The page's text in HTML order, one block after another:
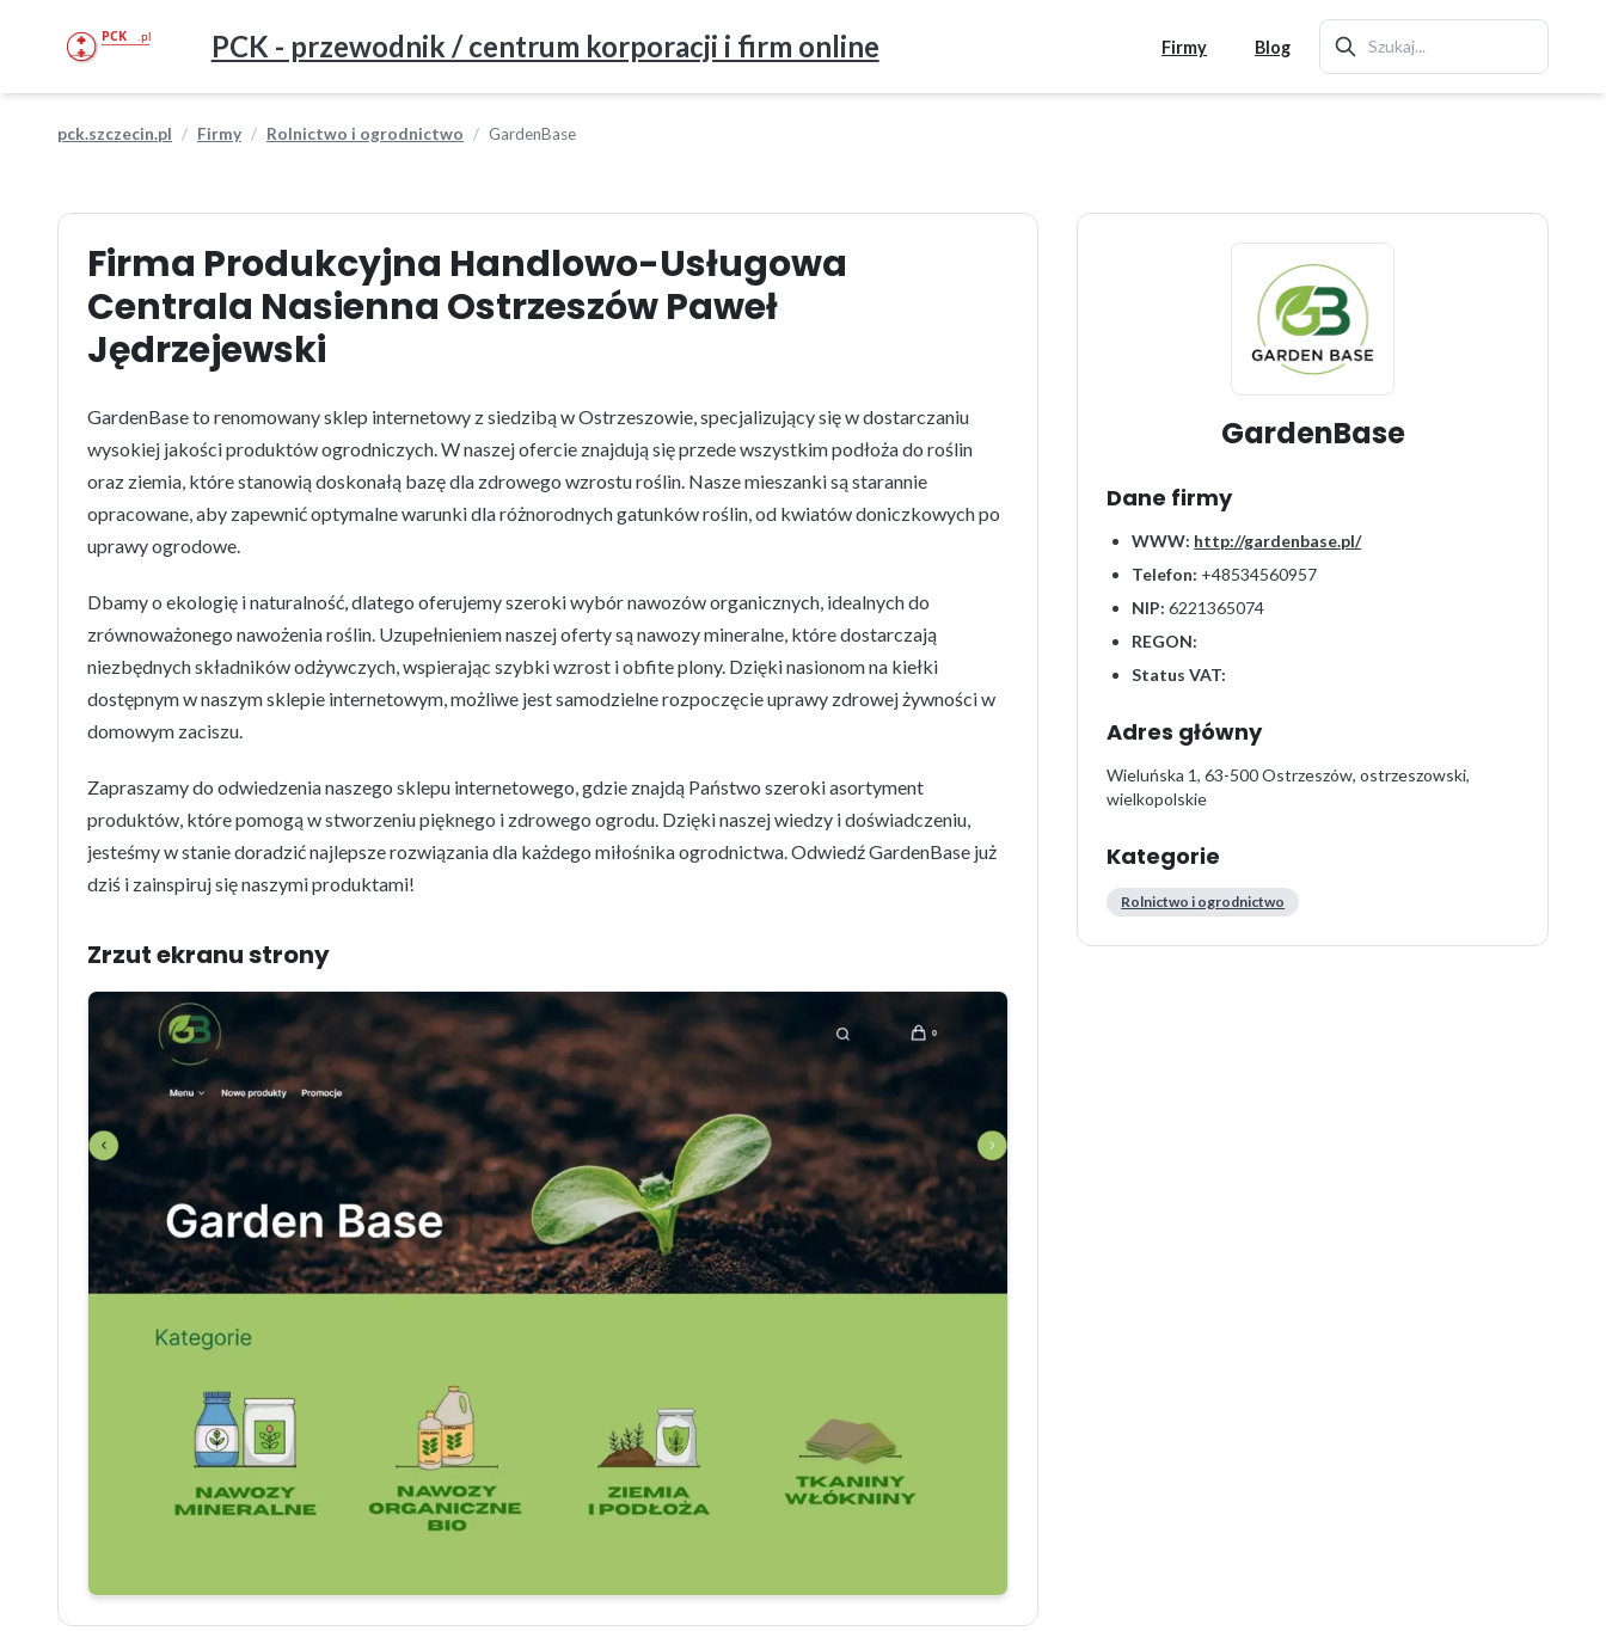
PCK - przewodnik / centrum korporacji i firm online Firmy Blog
pck.szczecin.pl Firmy Rolnictwo i ogrodnictwo GardenBase
Firma Produkcyjna Handlowo-Usługowa
Centrala Nasienna Ostrzeszów Paweł
Jędrzejewski
GardenBase to renomowany sklep internetowy z siedzibą w Ostrzeszowie, specjalizujący się w dostarczaniu
wysokiej jakości produktów ogrodniczych. W naszej ofercie znajdują się przede wszystkim podłoża do roślin
oraz ziemia, które stanowią doskonałą bazę dla zdrowego wzrostu roślin. Nasze mieszanki są starannie
opracowane, aby zapewnić optymalne warunki dla różnorodnych gatunków roślin, od kwiatów doniczkowych po
uprawy ogrodowe.
Dbamy o ekologię i naturalność, dlatego oferujemy szeroki wybór nawozów organicznych, idealnych do
zrównoważonego nawożenia roślin. Uzupełnieniem naszej oferty są nawozy mineralne, które dostarczają
niezbędnych składników odżywczych, wspierając szybki wzrost i obfite plony. Dzięki nasionom na kiełki
dostępnym w naszym sklepie internetowym, możliwe jest samodzielne rozpoczęcie uprawy zdrowej żywności w
domowym zaciszu.
Zapraszamy do odwiedzenia naszego sklepu internetowego, gdzie znajdą Państwo szeroki asortyment
produktów, które pomogą w stworzeniu pięknego i zdrowego ogrodu. Dzięki naszej wiedzy i doświadczeniu,
jesteśmy w stanie doradzić najlepsze rozwiązania dla każdego miłośnika ogrodnictwa. Odwiedź GardenBase już
dziś i zainspiruj się naszymi produktami!
Zrzut ekranu strony
GardenBase
Dane firmy
WWW: http://gardenbase.pl/
Telefon: +48534560957
NIP: 6221365074
REGON:
Status VAT:
Adres główny
Wieluńska 1, 63-500 Ostrzeszów, ostrzeszowski,
wielkopolskie
Kategorie
Rolnictwo i ogrodnictwo